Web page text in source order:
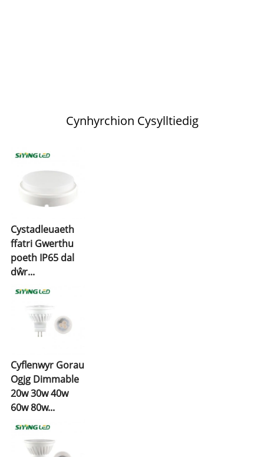
Cynhyrchion Cysylltiedig
Cystadleuaeth
ffatri Gwerthu
poeth IP65 dal
dŵr...
Cyflenwyr Gorau
Ogjg Dimmable
20w 30w 40w
60w 80w...